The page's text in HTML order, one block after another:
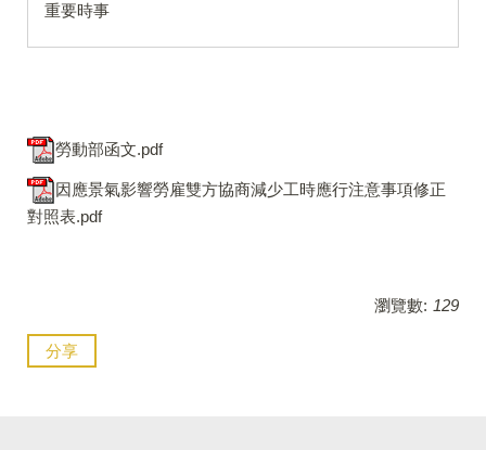
重要時事
勞動部函文.pdf
因應景氣影響勞雇雙方協商減少工時應行注意事項修正
對照表.pdf
瀏覽數: 129
分享